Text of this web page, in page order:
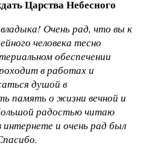
Царства Небесного
Очень рад, что вы к
человека тесно
обеспечении
в работах и
душой в
память о жизни вечной и
радостью читаю
интернете и очень рад был